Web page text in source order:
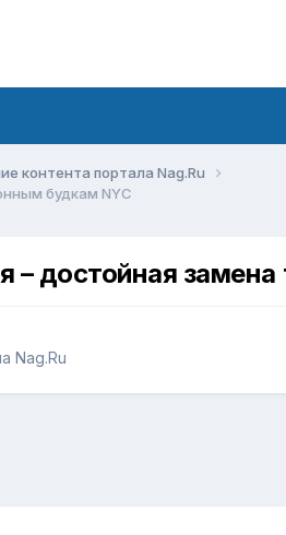
контента портала Nag.Ru
будкам NYC
– достойная
Nag.Ru